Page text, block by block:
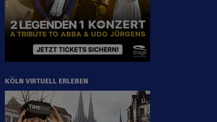
KÖLN VIRTUELL ERLEBEN